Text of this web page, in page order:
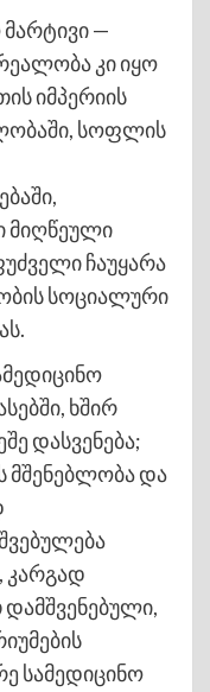
—
კი იყო
იმპერიის
სოფლის
მიღწეული
ჩაუყარა
სოციალური
ხშირ
დასვენება;
მშენებლობა და
კარგად
სამედიცინო